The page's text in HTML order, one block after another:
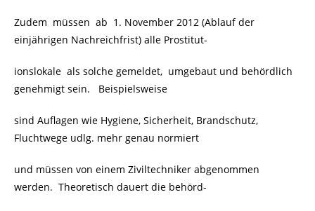
Zudem müssen ab 1. November 2012 (Ablauf der
einjährigen Nachreichfrist) alle Prostitut-
ionslokale als solche gemeldet, umgebaut und behördlich
genehmigt sein. Beispielsweise
sind Auflagen wie Hygiene, Sicherheit, Brandschutz,
Fluchtwege udlg. mehr genau normiert
und müssen von einem Ziviltechniker abgenommen
werden. Theoretisch dauert die behörd-